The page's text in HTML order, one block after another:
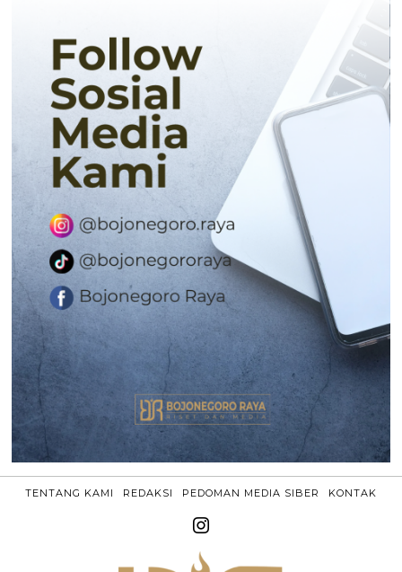
TENTANG KAMI REDAKSI PEDOMAN MEDIA SIBER KONTAK